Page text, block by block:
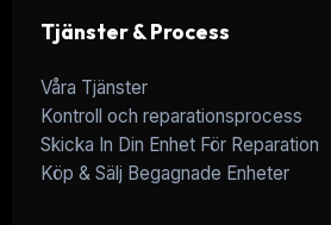
Tjänster & Process
Våra Tjänster
Kontroll och reparationsprocess
Skicka In Din Enhet För Reparation
Köp & Sälj Begagnade Enheter